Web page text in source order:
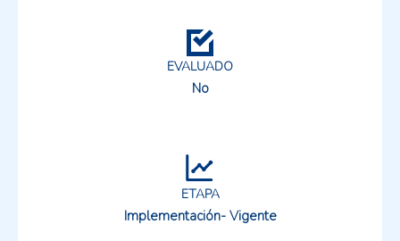
EVALUADO
No
ETAPA
Implementación- Vigente